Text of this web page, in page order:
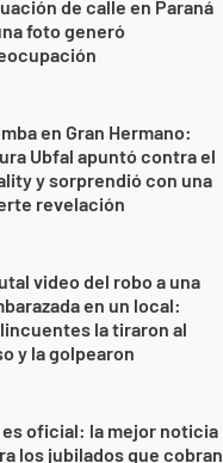
de calle en Paraná
foto generó
en Gran Hermano:
Ubfal apuntó contra el
y sorprendió con una
revelación
video del robo a una
en un local:
la tiraron al
y la golpearon
es oficial: la mejor noticia
los jubilados que cobran